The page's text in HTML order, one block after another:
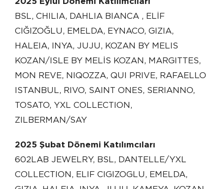
BSL, CHILIA, DAHLIA BIANCA , ELİF
CIĞIZOĞLU, EMELDA, EYNACO, GIZIA,
HALEIA, INYA, JUJU, KOZAN BY MELIS
KOZAN/ISLE BY MELİS KOZAN, MARGITTES,
MON REVE, NIQOZZA, QUI PRIVE, RAFAELLO
ISTANBUL, RIVO, SAINT ONES, SERIANNO,
TOSATO, YXL COLLECTION,
ZILBERMAN/SAY
2025 Şubat Dönemi Katılımcıları
602LAB JEWELRY, BSL, DANTELLE/YXL
COLLECTION, ELIF CIGIZOGLU, EMELDA,